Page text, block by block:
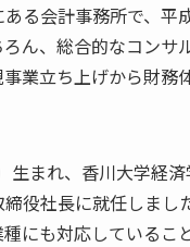
る会計事務所で、
ん、総合的なコン
業立ち上げから財
まれ、香川大学経
役社長に就任しま
にも対応している